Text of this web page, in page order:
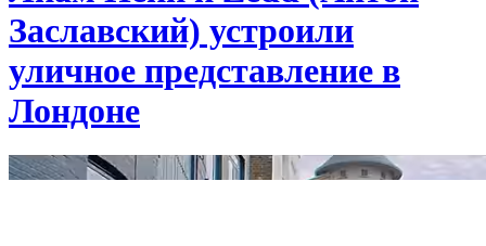
Заславский) устроили
уличное представление в
Лондоне